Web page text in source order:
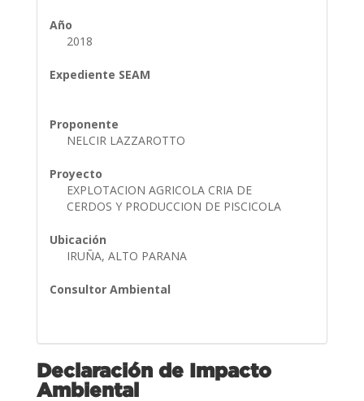
Año
2018
Expediente SEAM
Proponente
NELCIR LAZZAROTTO
Proyecto
EXPLOTACION AGRICOLA CRIA DE
CERDOS Y PRODUCCION DE PISCICOLA
Ubicación
IRUÑA, ALTO PARANA
Consultor Ambiental
Declaración de Impacto
Ambiental